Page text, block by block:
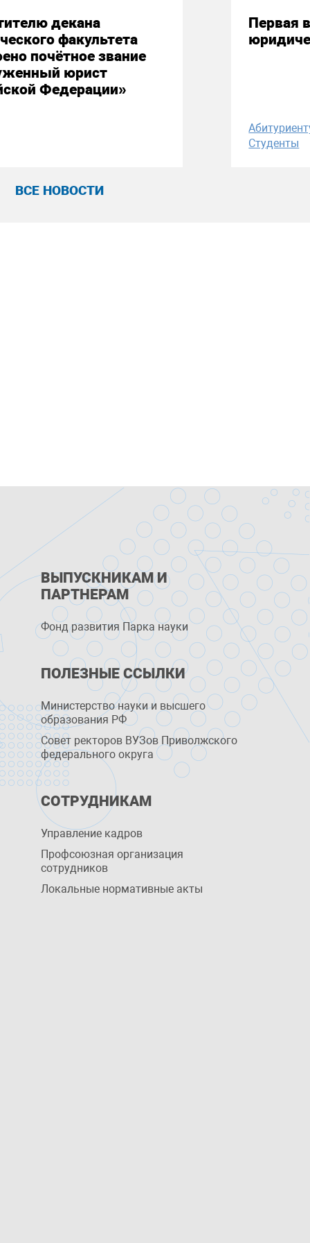
декана
факультета
почётное звание
юрист
Федерации»
Первая
Студенты
ВСЕ НОВОСТИ
ВЫПУСКНИКАМ И
ПАРТНЕРАМ
Фонд развития Парка науки
ПОЛЕЗНЫЕ ССЫЛКИ
Министерство науки и высшего
образования РФ
Совет ректоров ВУЗов Приволжского
федерального округа
СОТРУДНИКАМ
Управление кадров
Профсоюзная организация
сотрудников
Локальные нормативные акты